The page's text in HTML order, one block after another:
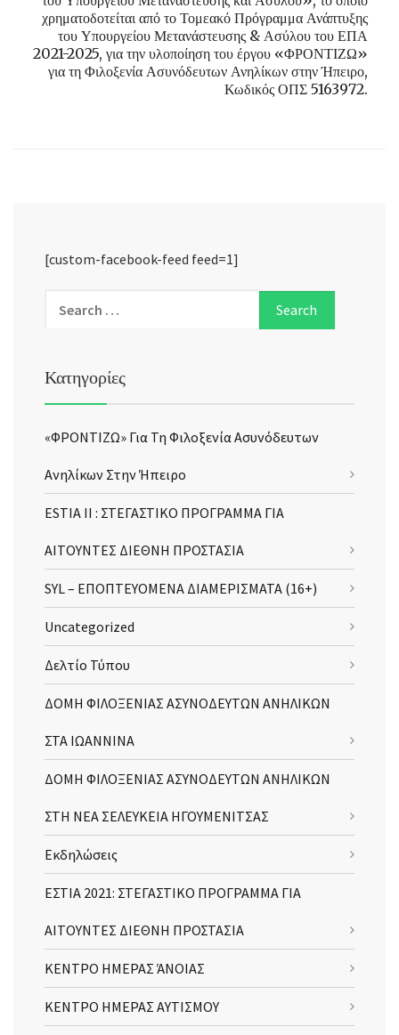
χρηματοδοτείται από το Τομεακό Πρόγραμμα Ανάπτυξης
του Υπουργείου Μετανάστευσης & Ασύλου του ΕΠΑ
2021-2025, για την υλοποίηση του έργου «ΦΡΟΝΤΙΖΩ»
για τη Φιλοξενία Ασυνόδευτων Ανηλίκων στην Ήπειρο,
Κωδικός ΟΠΣ 5163972.
[custom-facebook-feed feed=1]
Κατηγορίες
«ΦΡΟΝΤΙΖΩ» Για Τη Φιλοξενία Ασυνόδευτων
Ανηλίκων Στην Ήπειρο
ESTIA II : ΣΤΕΓΑΣΤΙΚΟ ΠΡΟΓΡΑΜΜΑ ΓΙΑ
ΑΙΤΟΥΝΤΕΣ ΔΙΕΘΝΗ ΠΡΟΣΤΑΣΙΑ
SYL – ΕΠΟΠΤΕΥΟΜΕΝΑ ΔΙΑΜΕΡΙΣΜΑΤΑ (16+)
Uncategorized
Δελτίο Τύπου
ΔΟΜΗ ΦΙΛΟΞΕΝΙΑΣ ΑΣΥΝΟΔΕΥΤΩΝ ΑΝΗΛΙΚΩΝ
ΣΤΑ ΙΩΑΝΝΙΝΑ
ΔΟΜΗ ΦΙΛΟΞΕΝΙΑΣ ΑΣΥΝΟΔΕΥΤΩΝ ΑΝΗΛΙΚΩΝ
ΣΤΗ ΝΕΑ ΣΕΛΕΥΚΕΙΑ ΗΓΟΥΜΕΝΙΤΣΑΣ
Εκδηλώσεις
ΕΣΤΙΑ 2021: ΣΤΕΓΑΣΤΙΚΟ ΠΡΟΓΡΑΜΜΑ ΓΙΑ
ΑΙΤΟΥΝΤΕΣ ΔΙΕΘΝΗ ΠΡΟΣΤΑΣΙΑ
ΚΕΝΤΡΟ ΗΜΕΡΑΣ ΆΝΟΙΑΣ
ΚΕΝΤΡΟ ΗΜΕΡΑΣ ΑΥΤΙΣΜΟΥ